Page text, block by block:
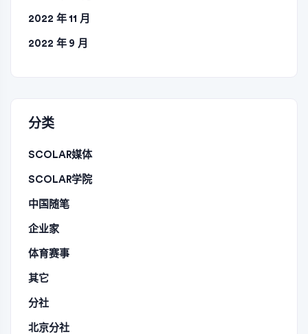
2022 年 11 月
2022 年 9 月
分类
SCOLAR媒体
SCOLAR学院
中国随笔
企业家
体育赛事
其它
分社
北京分社